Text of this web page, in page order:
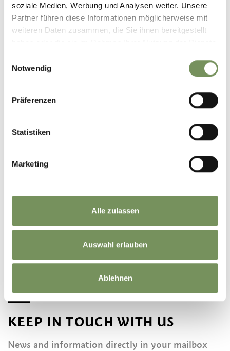
soziale Medien, Werbung und Analysen weiter. Unsere
Partner führen diese Informationen möglicherweise mit
weiteren Daten zusammen, die Sie ihnen bereitgestellt
Notwendig
Präferenzen
Statistiken
Marketing
Alle zulassen
Auswahl erlauben
Ablehnen
KEEP IN TOUCH WITH US
News and information directly in your mailbox